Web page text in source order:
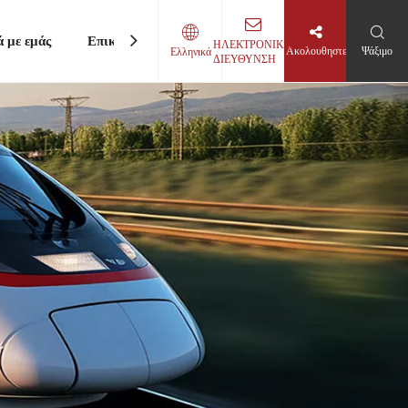
με εμάς Επικοινωνήστε μαζί μας
Ελληνικά
ΗΛΕΚΤΡΟΝΙΚΗ
ΔΙΕΥΘΥΝΣΗ
Ακολουθηστε Ψάξιμο